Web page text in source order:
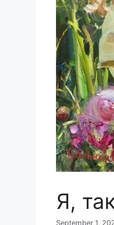
Я,
September 1,